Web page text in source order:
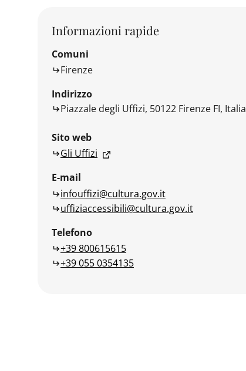
Informazioni rapide
Comuni
Firenze
Indirizzo
Piazzale degli Uffizi, 50122 Firenze FI, Italia
Sito web
Gli Uffizi
E-mail
infouffizi@cultura.gov.it
uffiziaccessibili@cultura.gov.it
Telefono
+39 800615615
+39 055 0354135